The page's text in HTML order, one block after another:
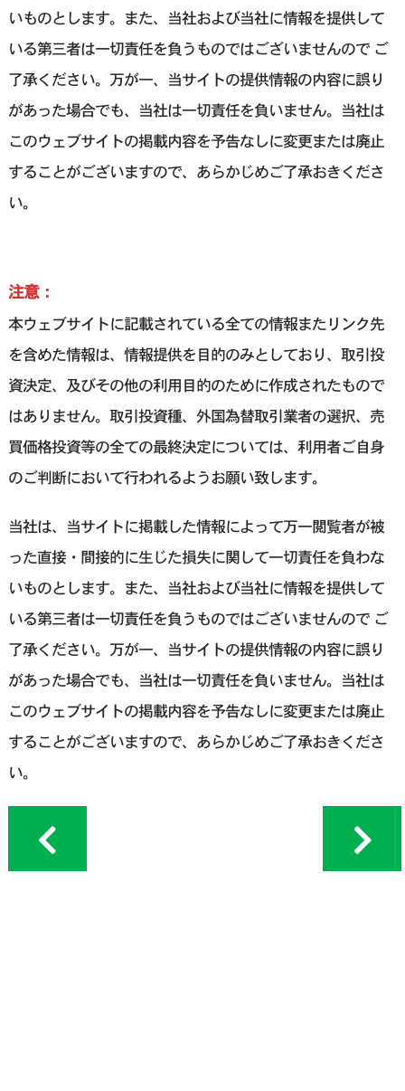
いものとします。また、当社および当社に情報を提供して
いる第三者は一切責任を負うものではございませんので ご
了承ください。万が一、当サイトの提供情報の内容に誤り
があった場合でも、当社は一切責任を負いません。当社は
このウェブサイトの掲載内容を予告なしに変更または廃止
することがございますので、あらかじめご了承おきくださ
い。
注意：
本ウェブサイトに記載されている全ての情報またリンク先
を含めた情報は、情報提供を目的のみとしており、取引投
資決定、及びその他の利用目的のために作成されたもので
はありません。取引投資種、外国為替取引業者の選択、売
買価格投資等の全ての最終決定については、利用者ご自身
のご判断において行われるようお願い致します。
当社は、当サイトに掲載した情報によって万一閲覧者が被
った直接・間接的に生じた損失に関して一切責任を負わな
いものとします。また、当社および当社に情報を提供して
いる第三者は一切責任を負うものではございませんので ご
了承ください。万が一、当サイトの提供情報の内容に誤り
があった場合でも、当社は一切責任を負いません。当社は
このウェブサイトの掲載内容を予告なしに変更または廃止
することがございますので、あらかじめご了承おきくださ
い。